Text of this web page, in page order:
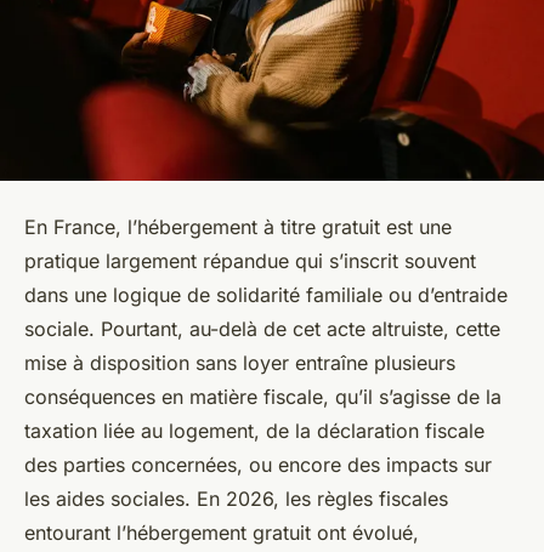
En France, l’hébergement à titre gratuit est une
pratique largement répandue qui s’inscrit souvent
dans une logique de solidarité familiale ou d’entraide
sociale. Pourtant, au-delà de cet acte altruiste, cette
mise à disposition sans loyer entraîne plusieurs
conséquences en matière fiscale, qu’il s’agisse de la
taxation liée au logement, de la déclaration fiscale
des parties concernées, ou encore des impacts sur
les aides sociales. En 2026, les règles fiscales
entourant l’hébergement gratuit ont évolué,